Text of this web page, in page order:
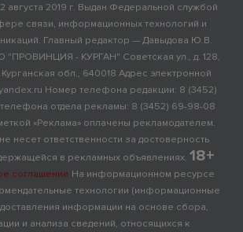
августа 2019 г. Выдан Федеральной службой
связи, информационных технологий и
Главный редактор — Давыдова Ю.В.
"ПРОВИНЦИЯ - КУРГАН" Советская ул., д. 128,
обл., 640018 Адрес электронной
Номер телефона редакции: 8 (3452)
отдела рекламы: 8 (3452) 69-98-08
«Реклама» оплачены рекламодателем.
несет ответственности за достоверность
в рекламных объявлениях. 18+
соглашение На информационном ресурсе
технологии (информационные
информации на основе сбора,
и анализа сведений, относящихся к